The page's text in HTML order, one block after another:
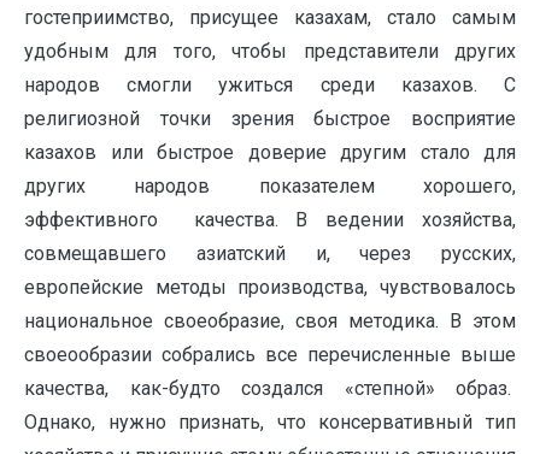
гостеприимство, присущее казахам, стало самым
удобным для того, чтобы представители других
народов смогли ужиться среди казахов. С
религиозной точки зрения быстрое восприятие
казахов или быстрое доверие другим стало для
других народов показателем хорошего,
эффективного качества. В ведении хозяйства,
совмещавшего азиатский и, через русских,
европейские методы производства, чувствовалось
национальное своеобразие, своя методика. В этом
своеообразии собрались все перечисленные выше
качества, как-будто создался «степной» образ.
Однако, нужно признать, что консервативный тип